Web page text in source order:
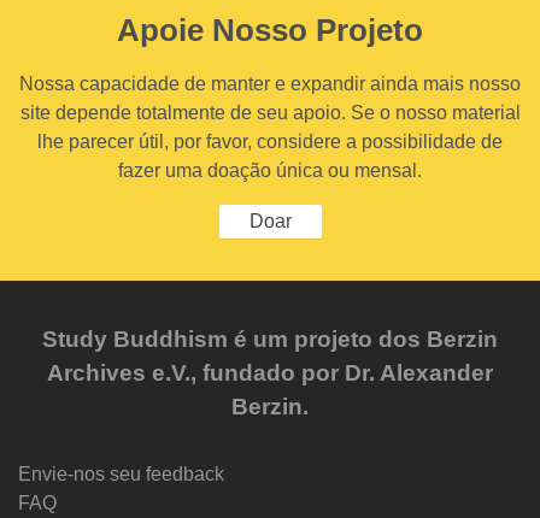
Apoie Nosso Projeto
Nossa capacidade de manter e expandir ainda mais nosso
site depende totalmente de seu apoio. Se o nosso material
lhe parecer útil, por favor, considere a possibilidade de
fazer uma doação única ou mensal.
Doar
Study Buddhism é um projeto dos Berzin
Archives e.V., fundado por Dr. Alexander
Berzin.
Envie-nos seu feedback
FAQ